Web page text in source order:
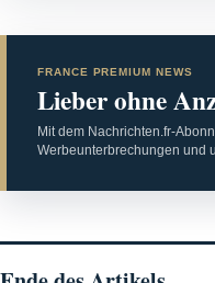
FRANCE PREMIUM NEWS
Lieber ohne
Mit dem Nachrichten.fr-
Werbeunterbrechungen und